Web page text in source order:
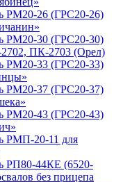
РМ20-26 (ГРС20-26)
РМ20-30 (ГРС20-30)
ПК-2703 (Орел)
РМ20-33 (ГРС20-33)
РМ20-37 (ГРС20-37)
РМ20-43 (ГРС20-43)
РМП-20-11 для
РП80-44КЕ (6520-
без прицепа